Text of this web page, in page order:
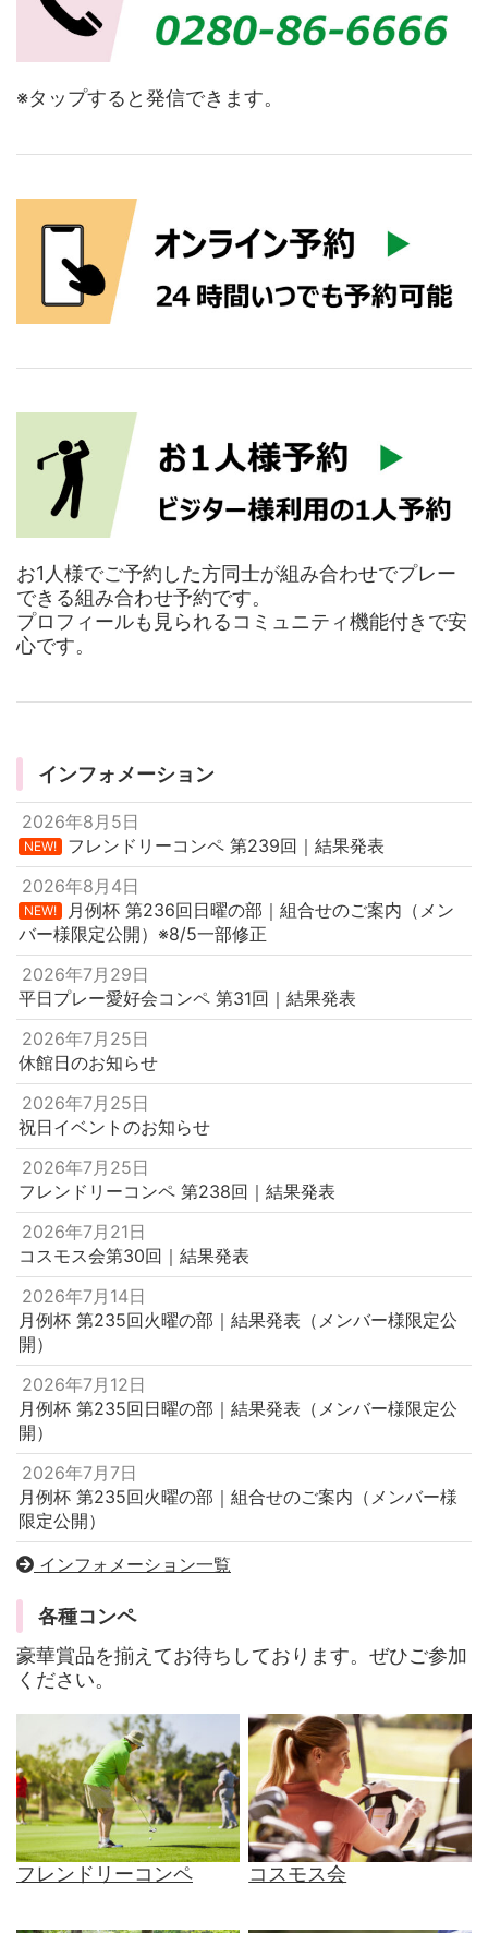
※タップすると発信できます。
お1人様でご予約した方同士が組み合わせでプレー
できる組み合わせ予約です。
プロフィールも見られるコミュニティ機能付きで安
心です。
インフォメーション
2026年8月5日
NEW!
フレンドリーコンペ 第239回｜結果発表
2026年8月4日
NEW!
月例杯 第236回日曜の部｜組合せのご案内（メン
バー様限定公開）※8/5一部修正
2026年7月29日
平日プレー愛好会コンペ 第31回｜結果発表
2026年7月25日
休館日のお知らせ
2026年7月25日
祝日イベントのお知らせ
2026年7月25日
フレンドリーコンペ 第238回｜結果発表
2026年7月21日
コスモス会第30回｜結果発表
2026年7月14日
月例杯 第235回火曜の部｜結果発表（メンバー様限定公
開）
2026年7月12日
月例杯 第235回日曜の部｜結果発表（メンバー様限定公
開）
2026年7月7日
月例杯 第235回火曜の部｜組合せのご案内（メンバー様
限定公開）
インフォメーション一覧
各種コンペ
豪華賞品を揃えてお待ちしております。ぜひご参加
ください。
フレンドリーコンペ コスモス会